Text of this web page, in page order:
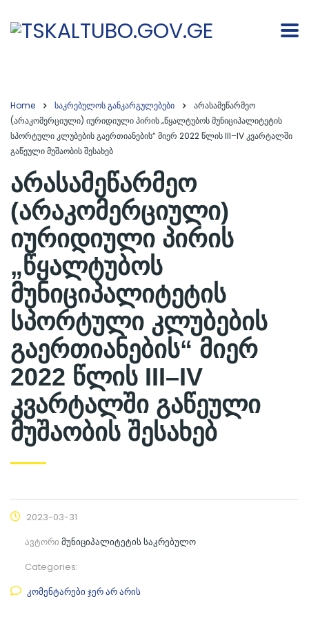
Home საკრებულოს განკარგულებები
არასამეწარმეო
(არაკომერციული) იურიდიული პირის „წყალტუბოს მუნიციპალიტეტის
სპორტული კლუბების გაერთიანების“ მიერ 2022 წლის III–IV კვარტალში
გაწეული მუშაობის შესახებ
არასამეწარმეო
(არაკომერციული)
იურიდიული პირის
„წყალტუბოს
მუნიციპალიტეტის
სპორტული კლუბების
გაერთიანების“ მიერ
2022 წლის III–IV
კვარტალში გაწეული
მუშაობის შესახებ
2023-03-31
ავტორი მუნიციპალიტეტის საკრებულო
Categories:
კომენტარები ჯერ არ არის